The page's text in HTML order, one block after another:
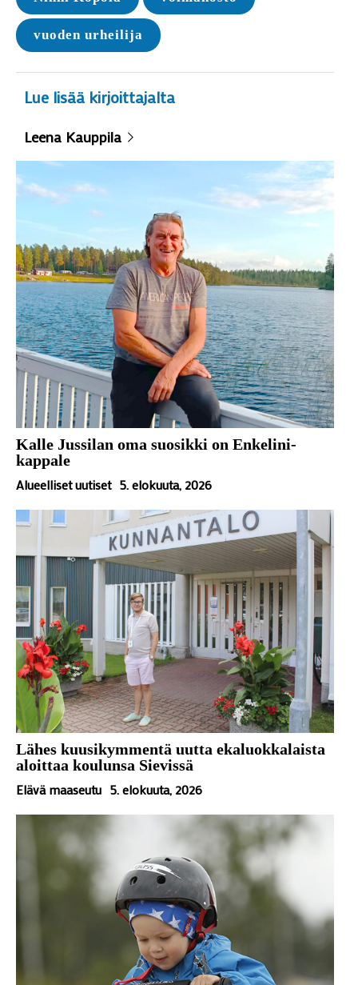
vuoden urheilija
Lue lisää kirjoittajalta
Leena Kauppila
Kalle Jussilan oma suosikki on Enkelini-
kappale
Alueelliset uutiset 5. elokuuta, 2026
Lähes kuusikymmentä uutta ekaluokkalaista
aloittaa koulunsa Sievissä
Elävä maaseutu 5. elokuuta, 2026